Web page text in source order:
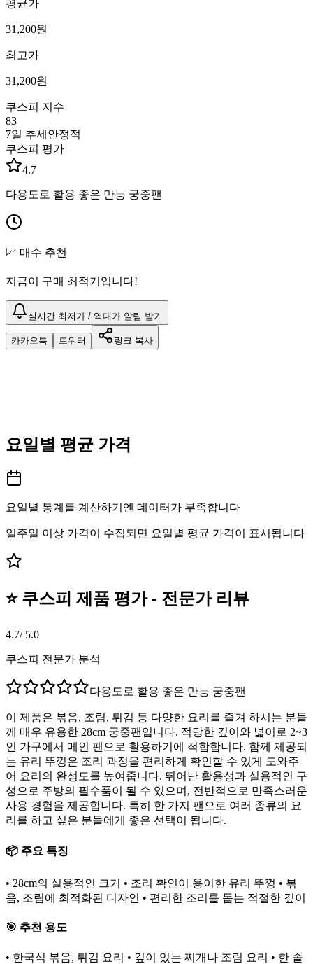
평균가
31,200원
최고가
31,200원
쿠스피 지수
83
7일 추세 안정적
쿠스피 평가
4.7
다용도로 활용 좋은 만능 궁중팬
📈 매수 추천
지금이 구매 최적기입니다!
실시간 최저가 / 역대가 알림 받기
카카오톡 트위터 링크 복사
요일별 평균 가격
요일별 통계를 계산하기엔 데이터가 부족합니다
일주일 이상 가격이 수집되면 요일별 평균 가격이 표시됩니다
⭐ 쿠스피 제품 평가 - 전문가 리뷰
4.7/ 5.0
쿠스피 전문가 분석
다용도로 활용 좋은 만능 궁중팬
이 제품은 볶음, 조림, 튀김 등 다양한 요리를 즐겨 하시는 분들
께 매우 유용한 28cm 궁중팬입니다. 적당한 깊이와 넓이로 2~3
인 가구에서 메인 팬으로 활용하기에 적합합니다. 함께 제공되
는 유리 뚜껑은 조리 과정을 편리하게 확인할 수 있게 도와주
어 요리의 완성도를 높여줍니다. 뛰어난 활용성과 실용적인 구
성으로 주방의 필수품이 될 수 있으며, 전반적으로 만족스러운
사용 경험을 제공합니다. 특히 한 가지 팬으로 여러 종류의 요
리를 하고 싶은 분들에게 좋은 선택이 됩니다.
📦 주요 특징
• 28cm의 실용적인 크기 • 조리 확인이 용이한 유리 뚜껑 • 볶
음, 조림에 최적화된 디자인 • 편리한 조리를 돕는 적절한 깊이
🎯 추천 용도
• 한국식 볶음, 튀김 요리 • 깊이 있는 찌개나 조림 요리 • 한 솥